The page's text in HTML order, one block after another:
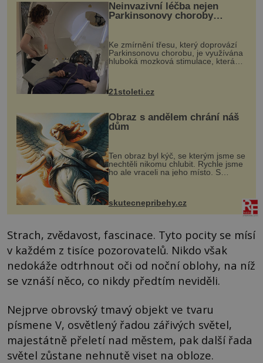
Neinvazivní léčba nejen
Parkinsonovy choroby
Ke zmírnění třesu, který doprovází
Parkinsonovu chorobu, je využívána
hluboká mozková stimulace, která
však vyžaduje vysoce invazivní
k dostatečně přesnému zacílení ...
21stoleti.cz
Obraz s andělem chrání náš
dům
Ten obraz byl kýč, se kterým jsme se
nechtěli nikomu chlubit. Rychle jsme
ho ale vraceli na jeho místo. S
manželem Vaškem jsme si pořídili
chaloupku, takový domek na severu
Čech, kde jsme si naplánova...
skutecnepribehy.cz
Strach, zvědavost, fascinace. Tyto pocity se mísí
v každém z tisíce pozorovatelů. Nikdo však
nedokáže odtrhnout oči od noční oblohy, na níž
se vznáší něco, co nikdy předtím neviděli.
Nejprve obrovský tmavý objekt ve tvaru
písmene V, osvětlený řadou zářivých světel,
majestátně přeletí nad městem, pak další řada
světel zůstane nehnutě viset na obloze.